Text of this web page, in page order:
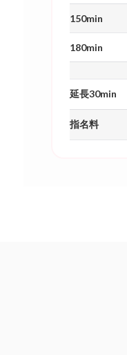
150min
180min
延長30min
指名料